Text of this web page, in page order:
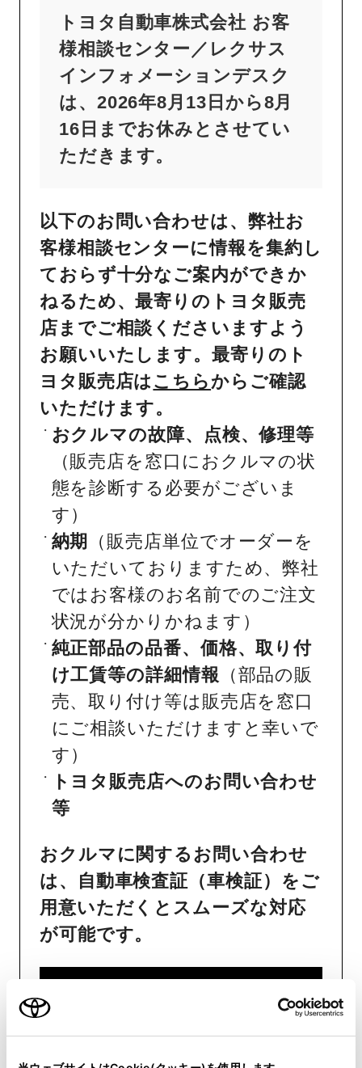
トヨタ自動車株式会社 お客
様相談センター／レクサス
インフォメーションデスク
は、2026年8月13日から8月
16日までお休みとさせてい
ただきます。
以下のお問い合わせは、弊社お
客様相談センターに情報を集約し
ておらず十分なご案内ができか
ねるため、最寄りのトヨタ販売
店までご相談くださいますよう
お願いいたします。最寄りのト
ヨタ販売店はこちら からご確認
いただけます。
おクルマの故障、点検、修理等
（販売店を窓口におクルマの状
態を診断する必要がございま
す）
納期
（販売店単位でオーダーを
いただいておりますため、弊社
ではお客様のお名前でのご注文
状況が分かりかねます）
純正部品の品番、価格、取り付
け工賃等の詳細情報 （部品の販
売、取り付け等は販売店を窓口
にご相談いただけますと幸いで
す）
トヨタ販売店へのお問い合わせ
等
おクルマに関するお問い合わせ
は、自動車検査証（車検証）をご
用意いただくとスムーズな対応
が可能です。
リコール等情報はこちら